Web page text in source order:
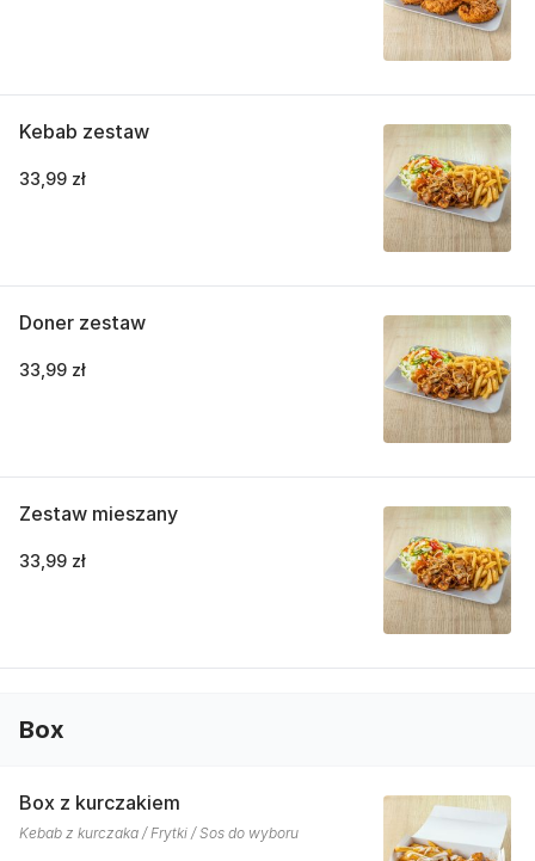
Kebab zestaw
33,99 zł
Doner zestaw
33,99 zł
Zestaw mieszany
33,99 zł
Box
Box z kurczakiem
Kebab z kurczaka / Frytki / Sos do wyboru